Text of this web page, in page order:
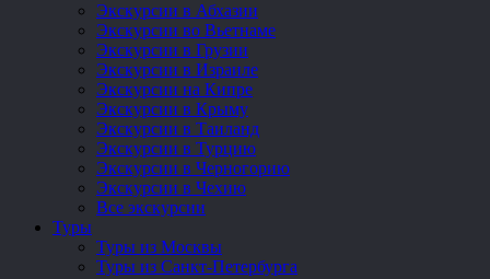
Экскурсии в Абхазии
Экскурсии во Вьетнаме
Экскурсии в Грузии
Экскурсии в Израиле
Экскурсии на Кипре
Экскурсии в Крыму
Экскурсии в Таиланд
Экскурсии в Турцию
Экскурсии в Черногорию
Экскурсии в Чехию
Все экскурсии
Туры
Туры из Москвы
Туры из Санкт-Петербурга